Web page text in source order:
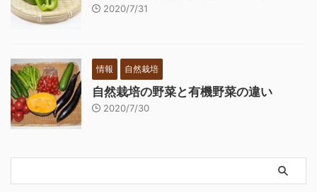
2020/7/31
情報 自然栽培
自然栽培の野菜と有機野菜の違い
2020/7/30